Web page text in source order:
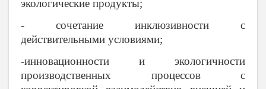
экологические продукты;
- сочетание инклюзивности с
действительными условиями;
-инновационности и экологичности
производственных процессов с